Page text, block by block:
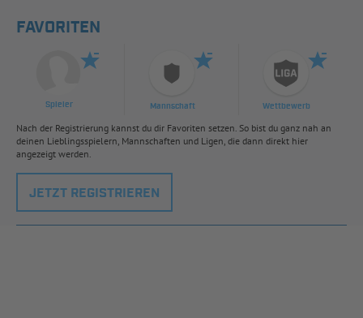
FAVORITEN
Spieler Mannschaft Wettbewerb
Nach der Registrierung kannst du dir Favoriten setzen. So bist du ganz nah an
deinen Lieblingsspielern, Mannschaften und Ligen, die dann direkt hier
angezeigt werden.
JETZT REGISTRIEREN